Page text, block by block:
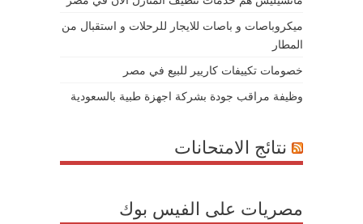
ميكروباصات و باصات للايجار للرحلات و استقبال من
المطار
خصومات تكييفات كاريير للبيع في مصر
وظيفة مراقب جودة بشركة اجهزة طبية بالسعودية
نتائج الامتحانات
مصريات على الفيس بوك